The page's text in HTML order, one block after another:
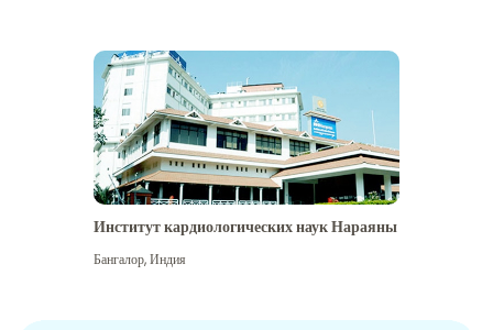
Институт кардиологических наук Нараяны
Бангалор,Индия